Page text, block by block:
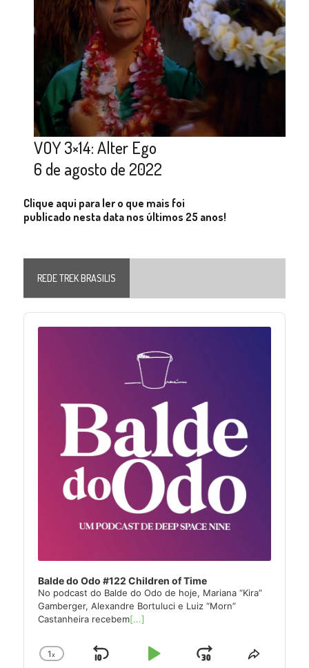
VOY 3×14: Alter Ego
6 de agosto de 2022
Clique aqui para ler o que mais foi
publicado nesta data nos últimos 25 anos!
REDE TREK BRASILIS
Audio
Player
Balde do Odo #122 Children of Time
No podcast do Balde do Odo de hoje, Mariana “Kira”
Gamberger, Alexandre Bortuluci e Luiz “Morn”
Castanheira recebem[...]
Change
1x
Skip
Play
JumpShare